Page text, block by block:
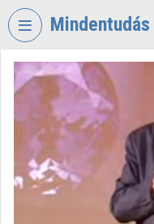
Skip header
VIDEOTORIUM
MINDENTUDÁS
EGYETEME
Organization home